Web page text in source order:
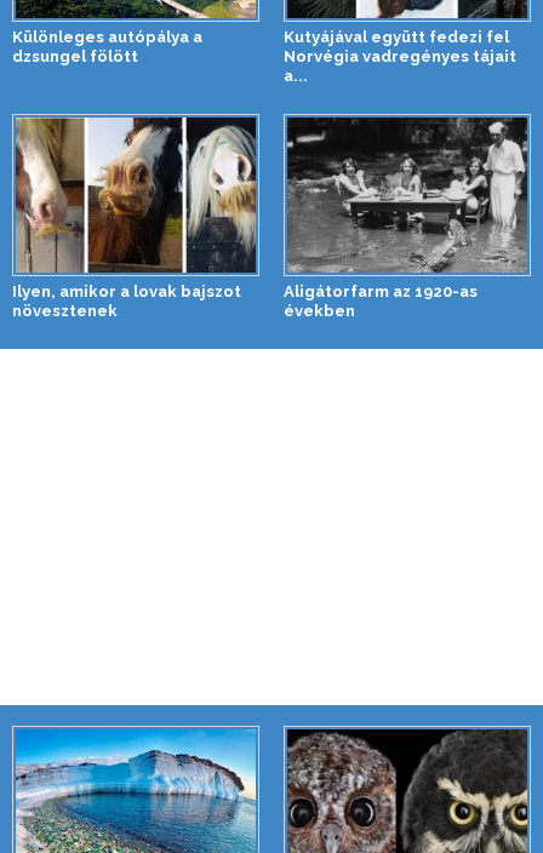
Különleges autópálya a
dzsungel fölött
Kutyájával együtt fedezi fel
Norvégia vadregényes tájait
a...
Ilyen, amikor a lovak bajszot
növesztenek
Aligátorfarm az 1920-as
években